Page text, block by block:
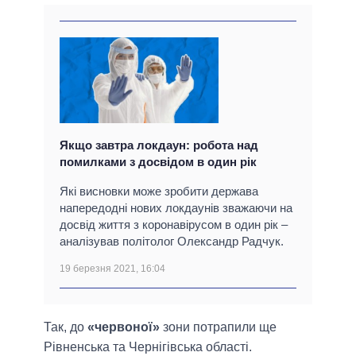
Якщо завтра локдаун: робота над
помилками з досвідом в один рік
Які висновки може зробити держава
напередодні нових локдаунів зважаючи на
досвід життя з коронавірусом в один рік –
аналізував політолог Олександр Радчук.
19 березня 2021, 16:04
Так, до «червоної» зони потрапили ще
Рівненська та Чернігівська області.